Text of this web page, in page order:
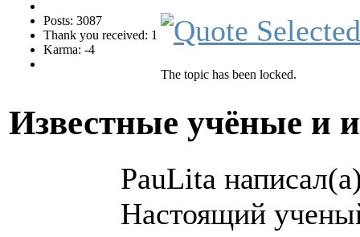
Posts: 3087
Thank you received: 1
Karma: -4
The topic has been locked.
Известные учёные и
PauLita
Настоящий